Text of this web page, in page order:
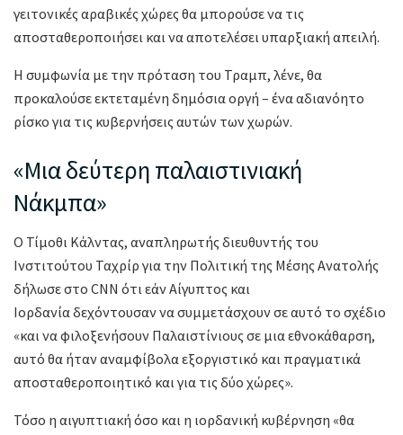
γειτονικές αραβικές χώρες θα μπορούσε να τις
αποσταθεροποιήσει και να αποτελέσει υπαρξιακή απειλή.
Η συμφωνία με την πρόταση του Τραμπ, λένε, θα
προκαλούσε εκτεταμένη δημόσια οργή – ένα αδιανόητο
ρίσκο για τις κυβερνήσεις αυτών των χωρών.
«Μια δεύτερη παλαιστινιακή
Νάκμπα»
Ο Τίμοθι Κάλντας, αναπληρωτής διευθυντής του
Ινστιτούτου Ταχρίρ για την Πολιτική της Μέσης Ανατολής
δήλωσε στο CNN ότι εάν Αίγυπτος και
Ιορδανία δεχόντουσαν να συμμετάσχουν σε αυτό το σχέδιο
«και να φιλοξενήσουν Παλαιστίνιους σε μια εθνοκάθαρση,
αυτό θα ήταν αναμφίβολα εξοργιστικό και πραγματικά
αποσταθεροποιητικό και για τις δύο χώρες».
Τόσο η αιγυπτιακή όσο και η ιορδανική κυβέρνηση «θα